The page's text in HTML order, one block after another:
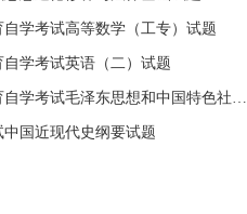
自学考试高等数学（工专）试题
学考试英语（二）试题
全国2024年4月高等教育自学考试毛泽东思想和中国特色社会主义理论体系概论试题
国近现代史纲要试题